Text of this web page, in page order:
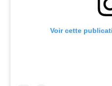
Voir cette